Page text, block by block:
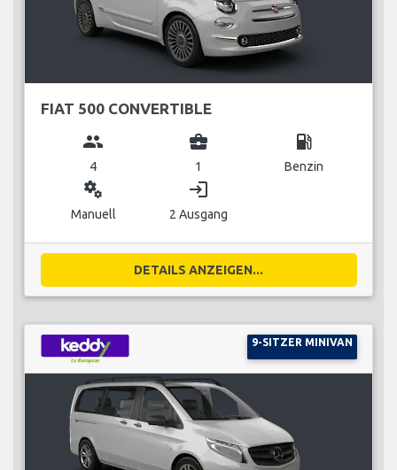
FIAT 500 CONVERTIBLE
group
4
business_center
1
local_gas_station
Benzin
miscellaneous_services
Manuell
login
2 Ausgang
DETAILS ANZEIGEN...
9-SITZER MINIVAN